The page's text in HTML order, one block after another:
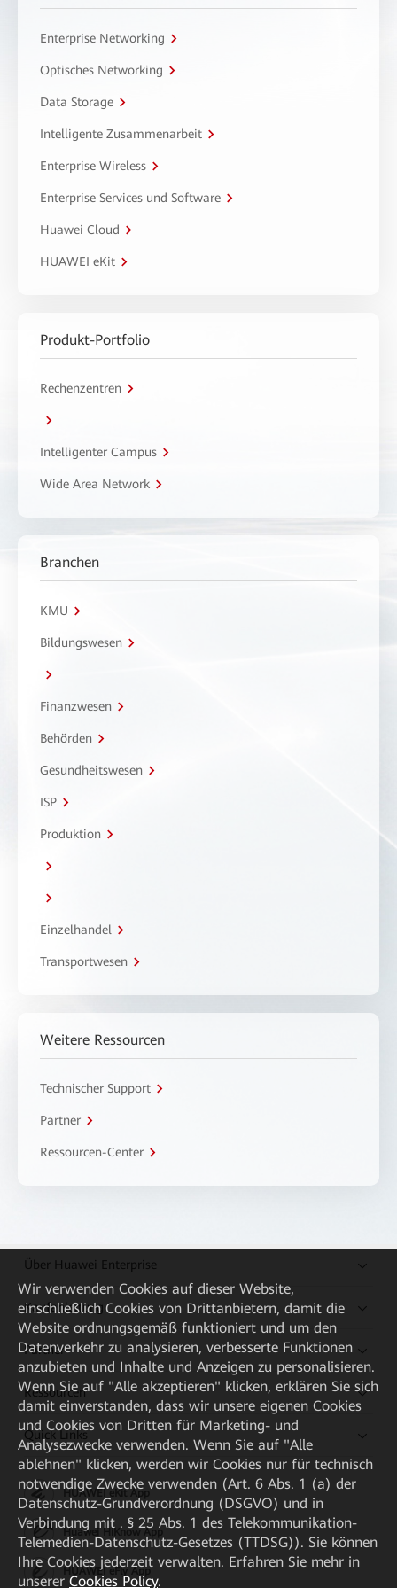
Enterprise Networking
Optisches Networking
Data Storage
Intelligente Zusammenarbeit
Enterprise Wireless
Enterprise Services und Software
Huawei Cloud
HUAWEI eKit
Produkt-Portfolio
Rechenzentren
Intelligenter Campus
Wide Area Network
Branchen
KMU
Bildungswesen
Finanzwesen
Behörden
Gesundheitswesen
ISP
Produktion
Einzelhandel
Transportwesen
Weitere Ressourcen
Technischer Support
Partner
Ressourcen-Center
Über Huawei Enterprise
Kaufanleitung
Partner
Ressourcen
Quick Links
HUAWEI eKit App
Huawei HiKnow App
HUAWEI eFly App
Wir verwenden Cookies auf dieser Website,
einschließlich Cookies von Drittanbietern, damit die
Website ordnungsgemäß funktioniert und um den
Datenverkehr zu analysieren, verbesserte Funktionen
anzubieten und Inhalte und Anzeigen zu personalisieren.
Wenn Sie auf "Alle akzeptieren" klicken, erklären Sie sich
damit einverstanden, dass wir unsere eigenen Cookies
und Cookies von Dritten für Marketing- und
Analysezwecke verwenden. Wenn Sie auf "Alle
ablehnen" klicken, werden wir Cookies nur für technisch
notwendige Zwecke verwenden (Art. 6 Abs. 1 (a) der
Datenschutz-Grundverordnung (DSGVO) und in
Verbindung mit . § 25 Abs. 1 des Telekommunikation-
Telemedien-Datenschutz-Gesetzes (TTDSG)). Sie können
Ihre Cookies jederzeit verwalten. Erfahren Sie mehr in
unserer Cookies Policy.